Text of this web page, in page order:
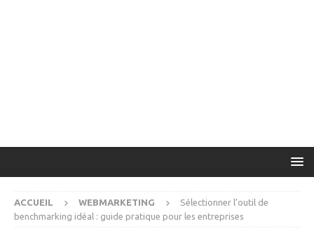
ACCUEIL WEBMARKETING
Sélectionner l’outil de
benchmarking idéal : guide pratique pour les entreprises